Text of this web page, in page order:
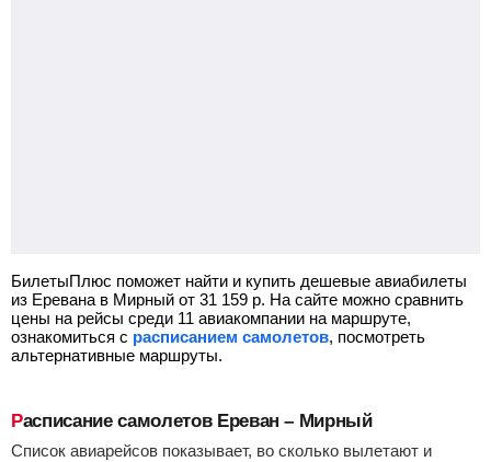
БилетыПлюс поможет найти и купить дешевые авиабилеты
из Еревана в Мирный от 31 159 р. На сайте можно сравнить
цены на рейсы среди 11 авиакомпании на маршруте,
ознакомиться с расписанием самолетов, посмотреть
альтернативные маршруты.
Расписание самолетов Ереван – Мирный
Список авиарейсов показывает, во сколько вылетают и